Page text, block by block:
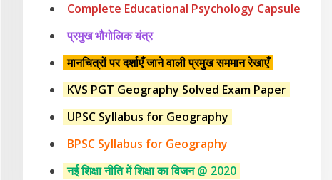
Complete Educational Psychology Capsule
प्रमुख भौगोलिक यंत्र
मानचित्रों पर दर्शाएँ जाने वाली प्रमुख सममान रेखाएँ
KVS PGT Geography Solved Exam Paper
UPSC Syllabus for Geography
BPSC Syllabus for Geography
नई शिक्षा नीति में शिक्षा का विजन @ 2020